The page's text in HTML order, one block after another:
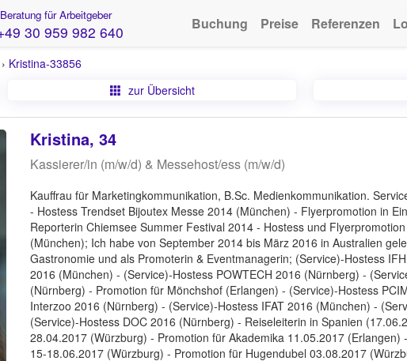
Beratung für Arbeitgeber
30 959 982 640 Buchung Preise Referenzen
› Kristina-33856
zur Übersicht
Kristina, 34
Kassierer/in (m/w/d) & Messehost/ess (m/w/d)
Kauffrau für Marketingkommunikation, B.Sc. Medienkommunikation.
- Hostess Trendset Bijoutex Messe 2014 (München) - Flyerpromotion in
Reporterin Chiemsee Summer Festival 2014 - Hostess und
(München); Ich habe von September 2014 bis März 2016 in Australien
Gastronomie und als Promoterin & Eventmanagerin; (Service)-Hostess
2016 (München) - (Service)-Hostess POWTECH 2016 (Nürnberg) -
(Nürnberg) - Promotion für Mönchshof (Erlangen) - (Service)-Hostess
Interzoo 2016 (Nürnberg) - (Service)-Hostess IFAT 2016 (München) -
(Service)-Hostess DOC 2016 (Nürnberg) - Reiseleiterin in Spanien
28.04.2017 (Würzburg) - Promotion für Akademika 11.05.2017
15-18.06.2017 (Würzburg) - Promotion für Hugendubel 03.08.2017